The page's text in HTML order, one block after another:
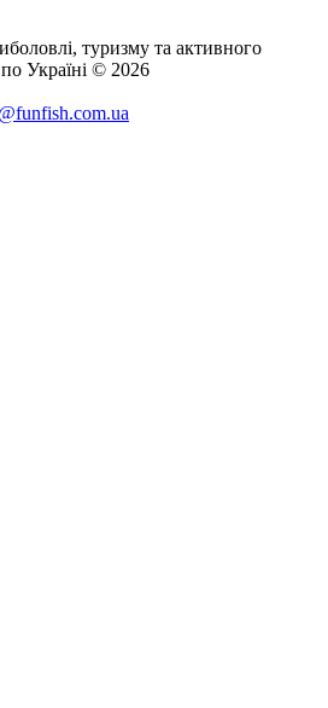
туризму та активного
Україні © 2026